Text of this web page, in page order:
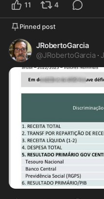
11 4
Pinned post
JRobertoGarcia
@JRobertoGarcia ·